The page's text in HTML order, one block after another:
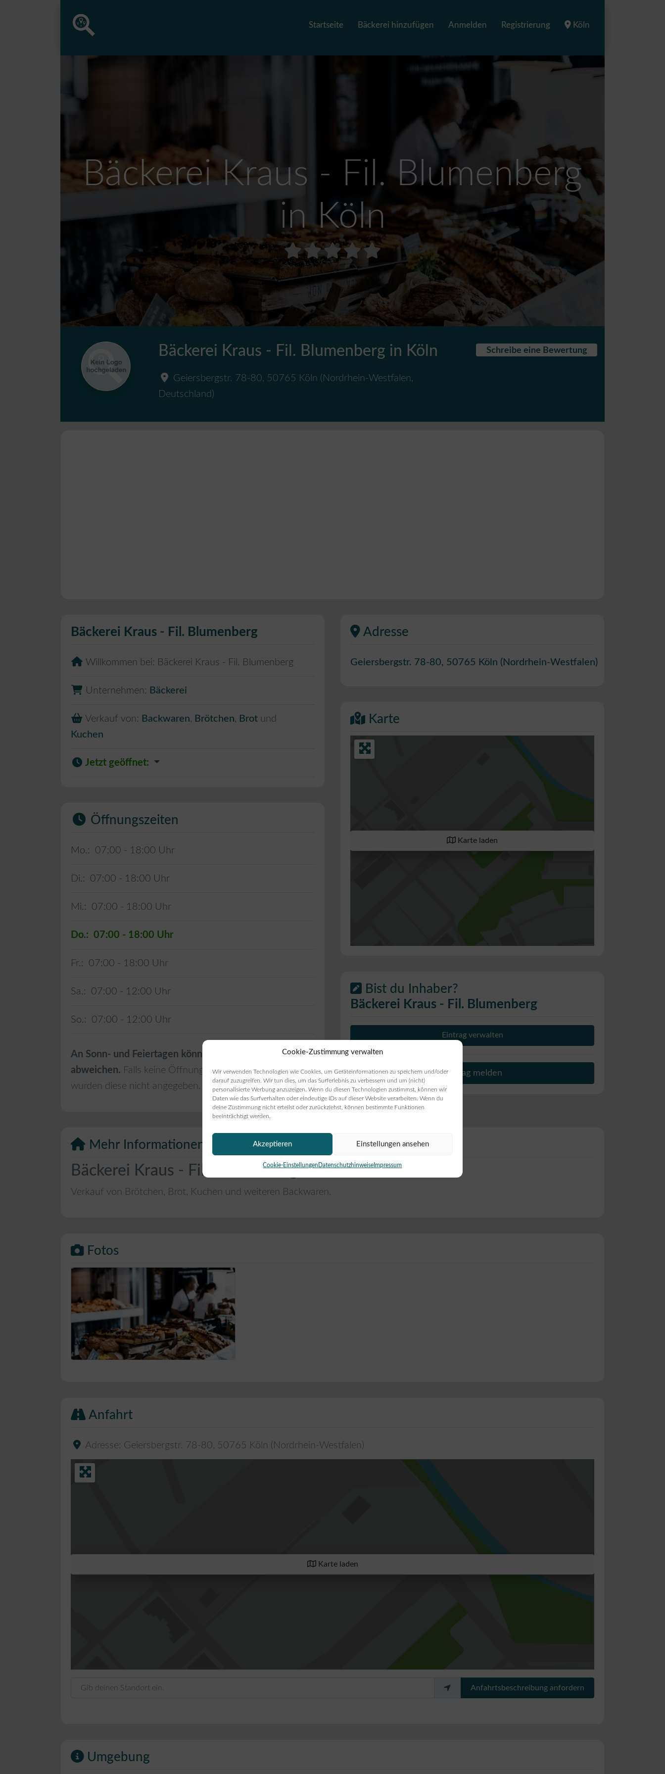
Cookie-Zustimmung verwalten
Wir verwenden Technologien wie Cookies, um Geräteinformationen zu speichern und/oder
darauf zuzugreifen. Wir tun dies, um das Surferlebnis zu verbessern und um (nicht)
personalisierte Werbung anzuzeigen. Wenn du diesen Technologien zustimmst, können wir
Daten wie das Surfverhalten oder eindeutige IDs auf dieser Website verarbeiten. Wenn du
deine Zustimmung nicht erteilst oder zurückziehst, können bestimmte Funktionen
beeinträchtigt werden.
Akzeptieren Einstellungen ansehen
Cookie-Einstellungen Datenschutzhinweise Impressum
Startseite Bäckerei hinzufügen Anmelden Registrierung Köln
Bäckerei Kraus - Fil. Blumenberg
in Köln
Bäckerei Kraus - Fil. Blumenberg in Köln
Geiersbergstr. 78-80, 50765 Köln ( Nordrhein-Westfalen,
Deutschland )
Schreibe eine Bewertung
Bäckerei Kraus - Fil. Blumenberg
Willkommen bei: Bäckerei Kraus - Fil. Blumenberg
Unternehmen: Bäckerei
Verkauf von: Backwaren, Brötchen, Brot und
Kuchen
Jetzt geöffnet:
Öffnungszeiten
Mo.: 07:00 - 18:00
Di.: 07:00 - 18:00
Mi.: 07:00 - 18:00
Do.: 07:00 - 18:00
Fr.: 07:00 - 18:00
Sa.: 07:00 - 12:00
So.: 07:00 - 12:00
An Sonn- und Feiertagen können die Öffnungszeiten
abweichen. Falls keine Öffnungszeiten angezeigt werden,
wurden diese nicht angegeben.
Adresse
Geiersbergstr. 78-80, 50765 Köln ( Nordrhein-Westfalen)
Karte
Karte laden
Bist du Inhaber?
Bäckerei Kraus - Fil. Blumenberg
Eintrag verwalten
Beitrag melden
Mehr Informationen
Bäckerei Kraus - Fil. Blumenberg in Köln
Verkauf von Brötchen, Brot, Kuchen und weiteren Backwaren.
Fotos
Bäckerei Musterbild
Anfahrt
Adresse: Geiersbergstr. 78-80, 50765 Köln ( Nordrhein-Westfalen )
Karte laden
Anfahrtsbeschreibung anfordern
Umgebung